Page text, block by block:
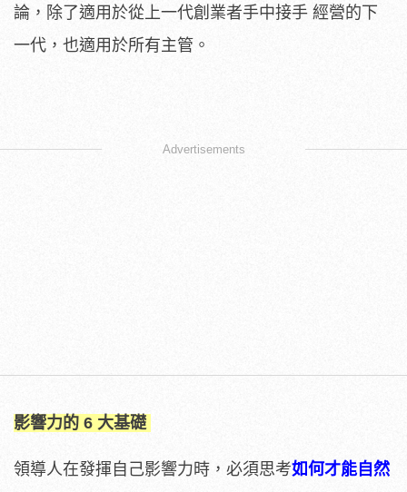
論，除了適用於從上一代創業者手中接手 經營的下
一代，也適用於所有主管。
Advertisements
影響力的 6 大基礎
領導人在發揮自己影響力時，必須思考如何才能自然